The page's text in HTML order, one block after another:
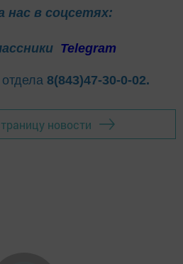
нас в соцсетях:
Telegram
8(843)47-30-0-02.
новости